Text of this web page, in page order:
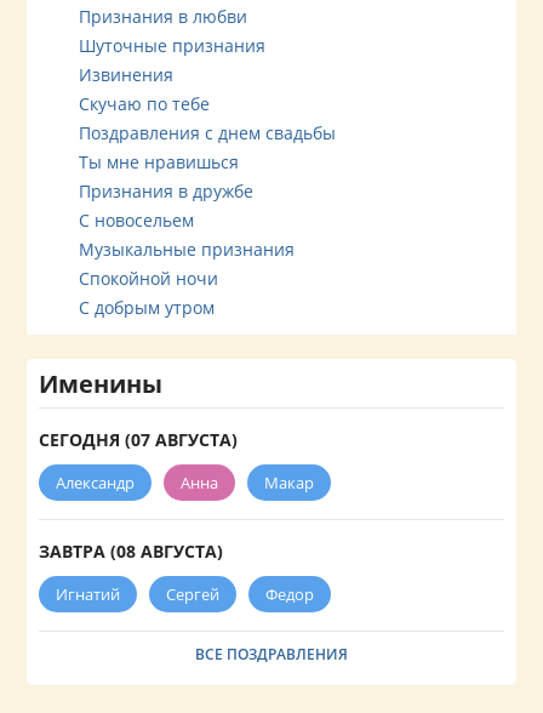
Признания в любви
Шуточные признания
Извинения
Скучаю по тебе
Поздравления с днем свадьбы
Ты мне нравишься
Признания в дружбе
С новосельем
Музыкальные признания
Спокойной ночи
С добрым утром
Именины
СЕГОДНЯ (07 АВГУСТА)
Александр Анна Макар
ЗАВТРА (08 АВГУСТА)
Игнатий Сергей Федор
ВСЕ ПОЗДРАВЛЕНИЯ